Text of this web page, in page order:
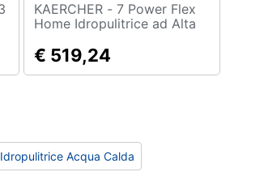
KAERCHER - 7 Power Flex
Home Idropulitrice ad Alta
€ 519,24
Idropulitrice Acqua Calda